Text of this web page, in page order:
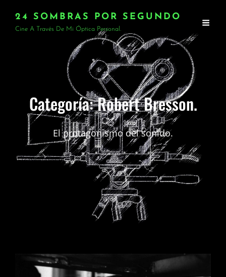
24 SOMBRAS POR SEGUNDO
Cine A Través De Mi Óptica Personal.
Categoría:Robert Bresson.
El protagonismo del sonido.